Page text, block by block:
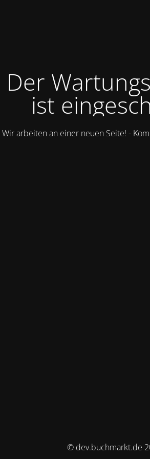
Der
ist
Wir arbeiten an einer neuen Seite! -
© dev.buchmarkt.de